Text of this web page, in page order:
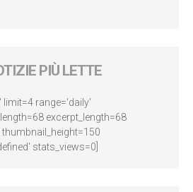
PIÙ LETTE
limit=4 range='daily'
excerpt_length=68
stats_views=0]